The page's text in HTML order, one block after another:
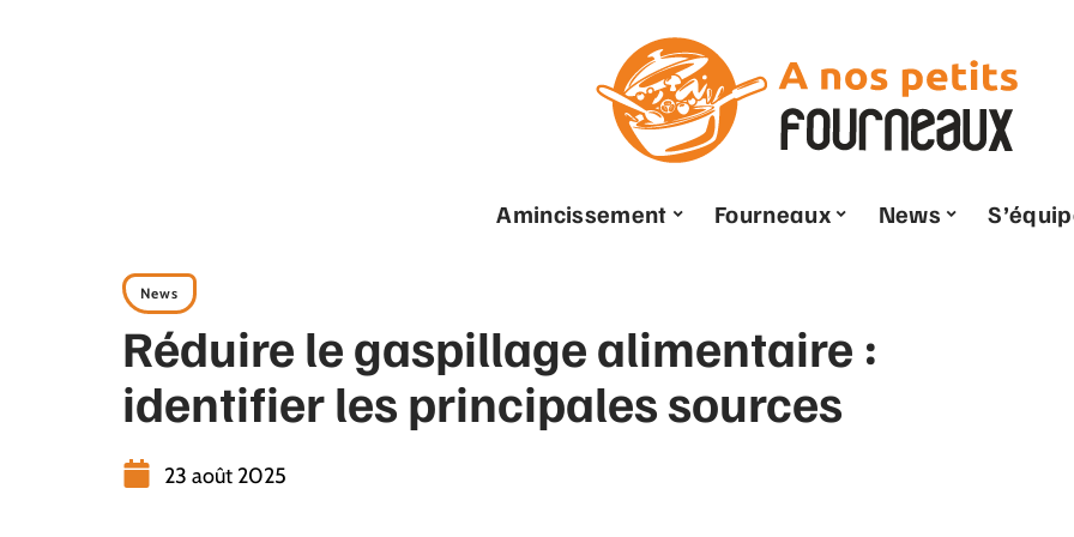
Amincissement Fourneaux News
News
Réduire le gaspillage alimentaire :
identifier les principales sources
23 août 2025